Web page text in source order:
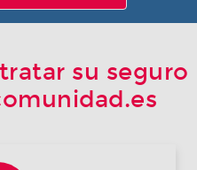
su seguro